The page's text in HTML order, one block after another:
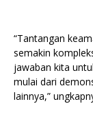
“Tantangan
semakin
jawaban kita
mulai dari
lainnya,”